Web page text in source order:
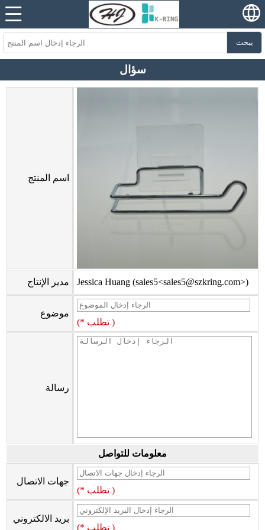
يبحث
سؤال
اسم المنتج
مدير الإنتاج Jessica Huang (sales5<sales5@szkring.com>)
موضوع
(* تطلب )
رسالة
معلومات للتواصل
جهات الاتصال
(* تطلب )
بريد الالكتروني
(* تطلب )